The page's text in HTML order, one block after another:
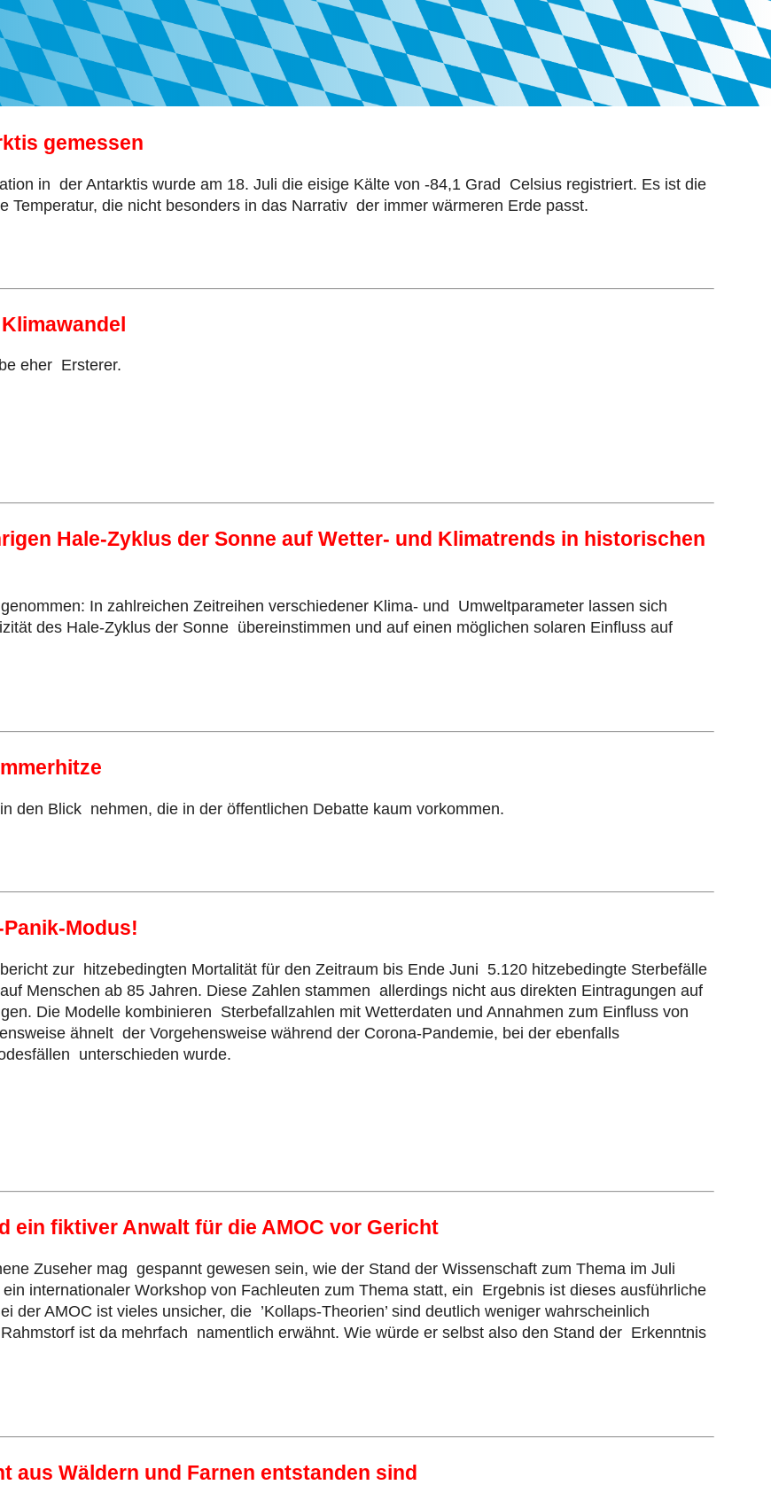
gemessen
in der Antarktis wurde am 18. Juli die eisige Kälte von -84,1 Grad Celsius registriert. Es ist die
die nicht besonders in das Narrativ der immer wärmeren Erde passt.
eher Ersterer.
Hale-Zyklus der Sonne auf Wetter- und Klimatrends in historischen
In zahlreichen Zeitreihen verschiedener Klima- und Umweltparameter lassen sich
des Hale-Zyklus der Sonne übereinstimmen und auf einen möglichen solaren Einfluss auf
den Blick nehmen, die in der öffentlichen Debatte kaum vorkommen.
Panik-Modus!
zur hitzebedingten Mortalität für den Zeitraum bis Ende Juni 5.120 hitzebedingte Sterbefälle
Menschen ab 85 Jahren. Diese Zahlen stammen allerdings nicht aus direkten Eintragungen auf
Die Modelle kombinieren Sterbefallzahlen mit Wetterdaten und Annahmen zum Einfluss von
ähnelt der Vorgehensweise während der Corona-Pandemie, bei der ebenfalls
unterschieden wurde.
ein fiktiver Anwalt für die AMOC vor Gericht
Zuseher mag gespannt gewesen sein, wie der Stand der Wissenschaft zum Thema im Juli
internationaler Workshop von Fachleuten zum Thema statt, ein Ergebnis ist dieses ausführliche
der AMOC ist vieles unsicher, die ’Kollaps-Theorien’ sind deutlich weniger wahrscheinlich
ist da mehrfach namentlich erwähnt. Wie würde er selbst also den Stand der Erkenntnis
aus Wäldern und Farnen entstanden sind